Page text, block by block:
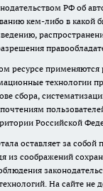
РФ об
кем-либо в какой
ресурсе применяются
технологии
сбора,
Российской
оставляет за собой
из соображений
На сайте не